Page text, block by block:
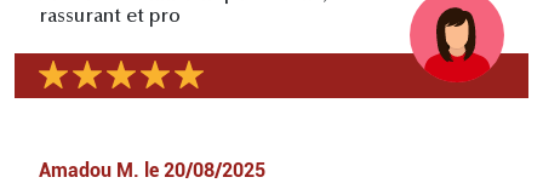
rassurant et pro
Amadou M. le 20/08/2025